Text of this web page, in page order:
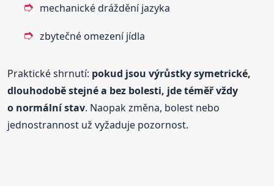
mechanické dráždění jazyka
zbytečné omezení jídla
Praktické shrnutí: pokud jsou výrůstky symetrické,
dlouhodobě stejné a bez bolesti, jde téměř vždy
o normální stav. Naopak změna, bolest nebo
jednostrannost už vyžaduje pozornost.